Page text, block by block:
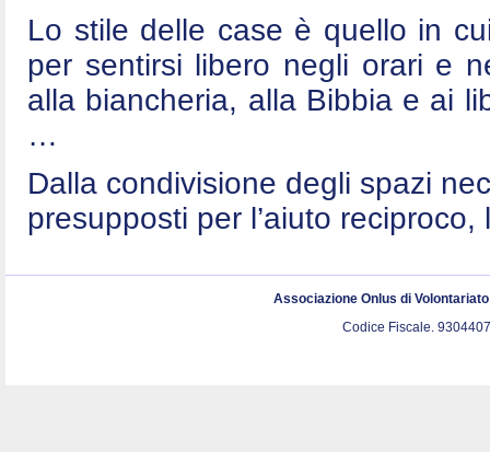
Lo stile delle case è quello in
per sentirsi libero negli orari e
alla biancheria, alla Bibbia e ai
…
Dalla condivisione degli spazi
presupposti per l’aiuto
Associazione Onlus di
Codice Fiscale.